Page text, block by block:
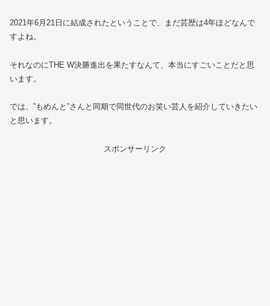
2021年6月21日に結成されたということで、まだ芸歴は4年ほどなんで
すよね。
それなのにTHE W決勝進出を果たすなんて、本当にすごいことだと思
います。
では、”もめんと”さんと同期で同世代のお笑い芸人を紹介していきたい
と思います。
スポンサーリンク